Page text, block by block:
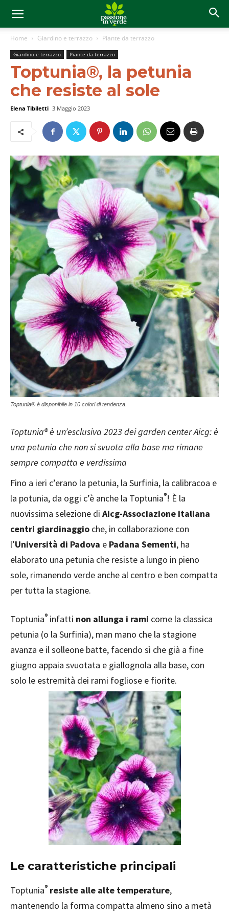
Home Giardino e terrazzo Piante da terrazzo
Giardino e terrazzo Piante da terrazzo
Toptunia®, la petunia
che resiste al sole
Elena Tibiletti 3 Maggio 2023
Toptunia® è disponibile in 10 colori di tendenza.
Toptunia® è un’esclusiva 2023 dei garden center Aicg: è
una petunia che non si svuota alla base ma rimane
sempre compatta e verdissima
Fino a ieri c’erano la petunia, la Surfinia, la calibracoa e
la potunia, da oggi c’è anche la Toptunia®! È la
nuovissima selezione di Aicg-Associazione italiana
centri giardinaggio che, in collaborazione con
l’Università di Padova e Padana Sementi, ha
elaborato una petunia che resiste a lungo in pieno
sole, rimanendo verde anche al centro e ben compatta
per tutta la stagione.
Toptunia® infatti non allunga i rami come la classica
petunia (o la Surfinia), man mano che la stagione
avanza e il solleone batte, facendo sì che già a fine
giugno appaia svuotata e giallognola alla base, con
solo le estremità dei rami fogliose e fiorite.
Le caratteristiche principali
Toptunia® resiste alle alte temperature,
mantenendo la forma compatta almeno sino a metà